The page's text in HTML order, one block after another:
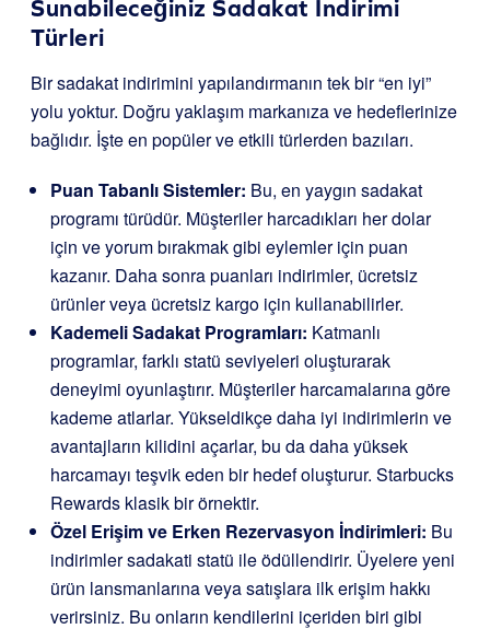
Sunabileceğiniz Sadakat İndirimi
Türleri
Bir sadakat indirimini yapılandırmanın tek bir “en iyi”
yolu yoktur. Doğru yaklaşım markanıza ve hedeflerinize
bağlıdır. İşte en popüler ve etkili türlerden bazıları.
Puan Tabanlı Sistemler: Bu, en yaygın sadakat
programı türüdür. Müşteriler harcadıkları her dolar
için ve yorum bırakmak gibi eylemler için puan
kazanır. Daha sonra puanları indirimler, ücretsiz
ürünler veya ücretsiz kargo için kullanabilirler.
Kademeli Sadakat Programları: Katmanlı
programlar, farklı statü seviyeleri oluşturarak
deneyimi oyunlaştırır. Müşteriler harcamalarına göre
kademe atlarlar. Yükseldikçe daha iyi indirimlerin ve
avantajların kilidini açarlar, bu da daha yüksek
harcamayı teşvik eden bir hedef oluşturur. Starbucks
Rewards klasik bir örnektir.
Özel Erişim ve Erken Rezervasyon İndirimleri: Bu
indirimler sadakati statü ile ödüllendirir. Üyelere yeni
ürün lansmanlarına veya satışlara ilk erişim hakkı
verirsiniz. Bu onların kendilerini içeriden biri gibi